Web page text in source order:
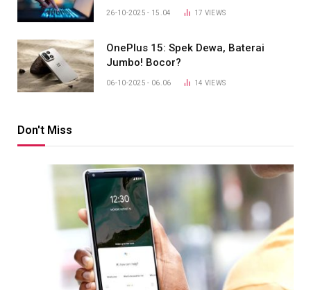
26-10-2025 - 15.04 17 VIEWS
OnePlus 15: Spek Dewa, Baterai
Jumbo! Bocor?
06-10-2025 - 06.06 14 VIEWS
Don't Miss